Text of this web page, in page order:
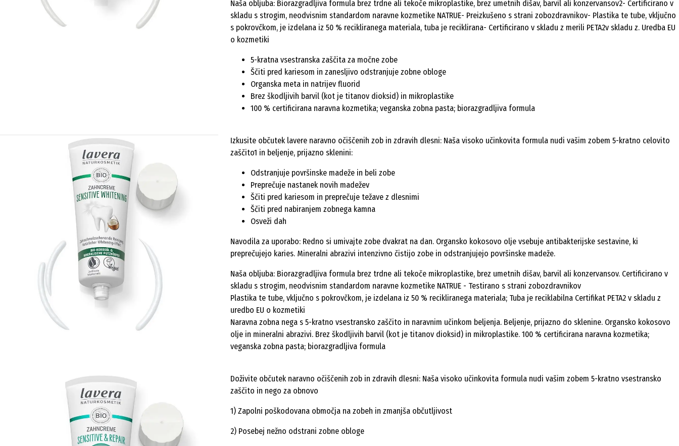
Naša obljuba: Biorazgradljiva formula brez trdne ali tekoče mikroplastike, brez umetnih dišav, barvil ali konzervansov2- Certificirano v
skladu s strogim, neodvisnim standardom naravne kozmetike NATRUE- Preizkušeno s strani zobozdravnikov- Plastika te tube, vključno
s pokrovčkom, je izdelana iz 50 % recikliranega materiala, tuba je reciklirana- Certificirano v skladu z merili PETA2v skladu z. Uredba EU
o kozmetiki
5-kratna vsestranska zaščita za močne zobe
Ščiti pred kariesom in zanesljivo odstranjuje zobne obloge
Organska meta in natrijev fluorid
Brez škodljivih barvil (kot je titanov dioksid) in mikroplastike
100 % certificirana naravna kozmetika; veganska zobna pasta; biorazgradljiva formula
Izkusite občutek lavere naravno očiščenih zob in zdravih dlesni: Naša visoko učinkovita formula nudi vašim zobem 5-kratno celovito
zaščito1 in beljenje, prijazno sklenini:
Odstranjuje površinske madeže in beli zobe
Preprečuje nastanek novih madežev
Ščiti pred kariesom in preprečuje težave z dlesnimi
Ščiti pred nabiranjem zobnega kamna
Osveži dah
Navodila za uporabo: Redno si umivajte zobe dvakrat na dan. Organsko kokosovo olje vsebuje antibakterijske sestavine, ki
preprečujejo karies. Mineralni abrazivi intenzivno čistijo zobe in odstranjujejo površinske madeže.
Naša obljuba: Biorazgradljiva formula brez trdne ali tekoče mikroplastike, brez umetnih dišav, barvil ali konzervansov. Certificirano v
skladu s strogim, neodvisnim standardom naravne kozmetike NATRUE - Testirano s strani zobozdravnikov
Plastika te tube, vključno s pokrovčkom, je izdelana iz 50 % recikliranega materiala; Tuba je reciklabilna Certifikat PETA2 v skladu z
uredbo EU o kozmetiki
Naravna zobna nega s 5-kratno vsestransko zaščito in naravnim učinkom beljenja. Beljenje, prijazno do sklenine. Organsko kokosovo
olje in mineralni abrazivi. Brez škodljivih barvil (kot je titanov dioksid) in mikroplastike. 100 % certificirana naravna kozmetika;
veganska zobna pasta; biorazgradljiva formula
Doživite občutek naravno očiščenih zob in zdravih dlesni: Naša visoko učinkovita formula nudi vašim zobem 5-kratno vsestransko
zaščito in nego za obnovo
1) Zapolni poškodovana območja na zobeh in zmanjša občutljivost
2) Posebej nežno odstrani zobne obloge